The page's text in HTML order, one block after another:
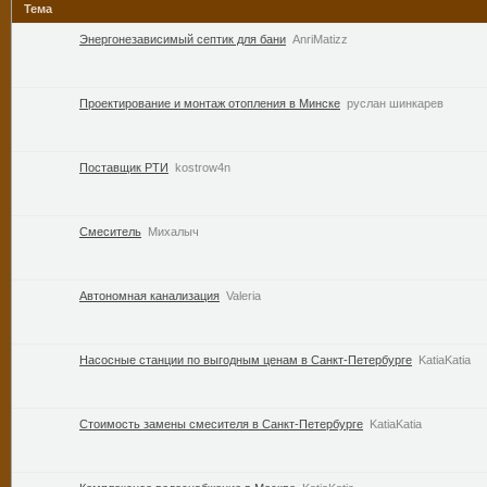
Тема
Энергонезависимый септик для бани AnriMatizz
Проектирование и монтаж отопления в Минске руслан шинкарев
Поставщик РТИ kostrow4n
Смеситель Михалыч
Автономная канализация Valeria
Насосные станции по выгодным ценам в Санкт-Петербурге KatiaKatia
Стоимость замены смесителя в Санкт-Петербурге KatiaKatia